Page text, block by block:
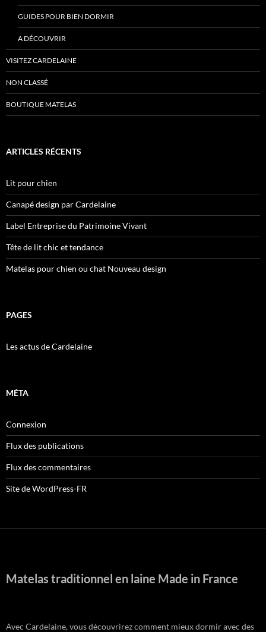
GUIDES POUR BIEN DORMIR
A DÉCOUVRIR
VISITEZ CARDELAINE
NON CLASSÉ
BOUTIQUE MATELAS
ARTICLES RÉCENTS
Lit pour chien
Canapé design par Cardelaine
Label Entreprise du Patrimoine Vivant
Tête de lit chic et tendance
Matelas pour chien ou chat Nouveau design
PAGES
Les actus de Cardelaine
MÉTA
Connexion
Flux des publications
Flux des commentaires
Site de WordPress-FR
Matelas traditionnel en laine Made in France
Avec Cardelaine, vous découvrirez comment mieux dormir avec des